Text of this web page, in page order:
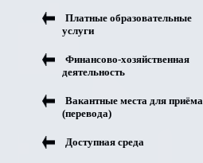
Платные образовательные
услуги
Финансово-хозяйственная
деятельность
Вакантные места для приёма
(перевода)
Доступная среда